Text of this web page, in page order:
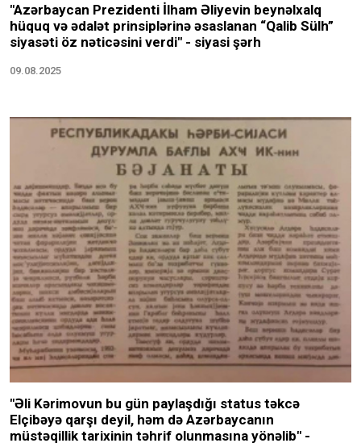
"Azərbaycan Prezidenti İlham Əliyevin beynəlxalq
hüquq və ədalət prinsiplərinə əsaslanan “Qalib Sülh”
siyasəti öz nəticəsini verdi" - siyasi şərh
09.08.2025
"Əli Kərimovun bu gün paylaşdığı status təkcə
Elçibəyə qarşı deyil, həm də Azərbaycanın
müstəqillik tarixinin təhrif olunmasına yönəlib" -